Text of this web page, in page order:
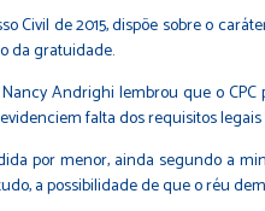
Civil de 2015, dispõe sobre o
da gratuidade.
Andrighi lembrou que o
falta dos requisitos legais
por menor, ainda segundo a
a possibilidade de que o réu